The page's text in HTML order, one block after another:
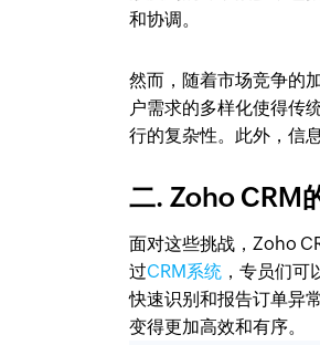
和协调。
然而，随着市场竞争的
户需求的多样化使得传
行的复杂性。此外，信
二. Zoho CRM
面对这些挑战，Zoho
过CRM系统 ，专员们
快速识别和报告订单异
变得更加高效和有序。